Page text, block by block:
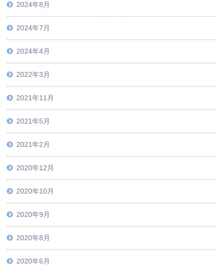
2024年8月
2024年7月
2024年4月
2022年3月
2021年11月
2021年5月
2021年2月
2020年12月
2020年10月
2020年9月
2020年8月
2020年6月